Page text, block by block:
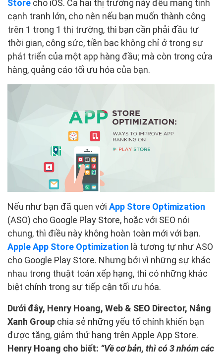
Store cho iOS. Cả hai thị trường này đều mang tính
cạnh tranh lớn, cho nên nếu bạn muốn thành công
trên 1 trong 1 thị trường, thì bạn cần phải đầu tư
thời gian, công sức, tiền bạc không chỉ ở trong sự
phát triển của một app hàng đầu; mà còn trong cửa
hàng, quảng cáo tối ưu hóa của bạn.
Nếu như bạn đã quen với App Store Optimization
(ASO) cho Google Play Store, hoặc với SEO nói
chung, thì điều này không hoàn toàn mới với bạn.
Apple App Store Optimization là tương tự như ASO
cho Google Play Store. Nhưng bởi vì những sự khác
nhau trong thuật toán xếp hạng, thì có những khác
biệt chính trong sự tiếp cận tối ưu hóa.
Dưới đây, Henry Hoang, Web & SEO Director, Nắng
Xanh Group chia sẻ những yếu tố chính khiến bạn
được tăng, giảm thứ hạng trên Apple App Store.
Henry Hoang cho biết: “Về cơ bản, thì có 3 nhóm các